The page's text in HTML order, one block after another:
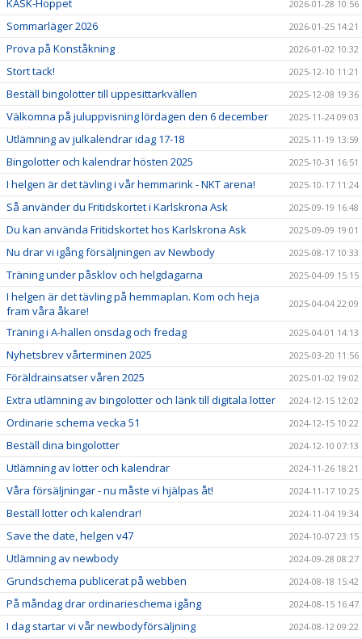
KASK-Hoppet 2026-01-28 10:56
Sommarläger 2026 2026-01-25 14:21
Prova på Konståkning 2026-01-02 10:32
Stort tack! 2025-12-10 11:21
Beställ bingolotter till uppesittarkvällen 2025-12-08 19:36
Välkomna på juluppvisning lördagen den 6 december 2025-11-24 09:03
Utlämning av julkalendrar idag 17-18 2025-11-19 13:59
Bingolotter och kalendrar hösten 2025 2025-10-31 16:51
I helgen är det tävling i vår hemmarink - NKT arena! 2025-10-17 11:24
Så använder du Fritidskortet i Karlskrona Ask 2025-09-19 16:48
Du kan använda Fritidskortet hos Karlskrona Ask 2025-09-09 19:01
Nu drar vi igång försäljningen av Newbody 2025-08-17 10:33
Träning under påsklov och helgdagarna 2025-04-09 15:15
I helgen är det tävling på hemmaplan. Kom och heja
fram våra åkare!
2025-04-04 22:09
Träning i A-hallen onsdag och fredag 2025-04-01 14:13
Nyhetsbrev vårterminen 2025 2025-03-20 11:56
Föräldrainsatser våren 2025 2025-01-02 19:02
Extra utlämning av bingolotter och länk till digitala lotter 2024-12-15 12:02
Ordinarie schema vecka 51 2024-12-15 10:22
Beställ dina bingolotter 2024-12-10 07:13
Utlämning av lotter och kalendrar 2024-11-26 18:21
Våra försäljningar - nu måste vi hjälpas åt! 2024-11-17 10:25
Beställ lotter och kalendrar! 2024-11-04 19:34
Save the date, helgen v47 2024-10-07 23:15
Utlämning av newbody 2024-09-28 08:27
Grundschema publicerat på webben 2024-08-18 15:42
På måndag drar ordinarieschema igång 2024-08-15 16:47
I dag startar vi vår newbodyförsäljning 2024-08-12 09:22